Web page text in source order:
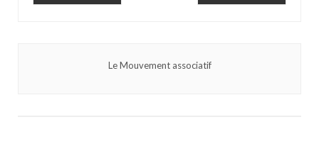
Le Mouvement associatif